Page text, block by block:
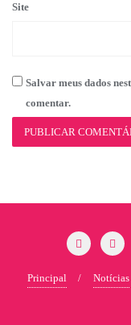
Site
Salvar meus dados
comentar.
Principal Notícias